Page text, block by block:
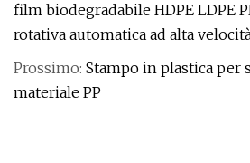
film biodegradabile HDPE LDPE
rotativa automatica ad alta
Prossimo: Stampo in plastica per
materiale PP